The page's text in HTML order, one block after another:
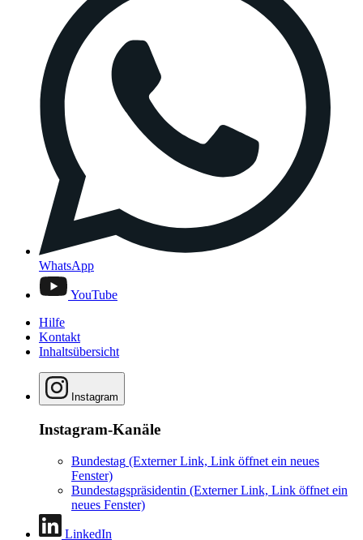
WhatsApp
YouTube
Hilfe
Kontakt
Inhaltsübersicht
Instagram
Instagram-Kanäle
Bundestag (Externer Link, Link öffnet ein neues
Fenster)
Bundestagspräsidentin (Externer Link, Link öffnet ein
neues Fenster)
LinkedIn